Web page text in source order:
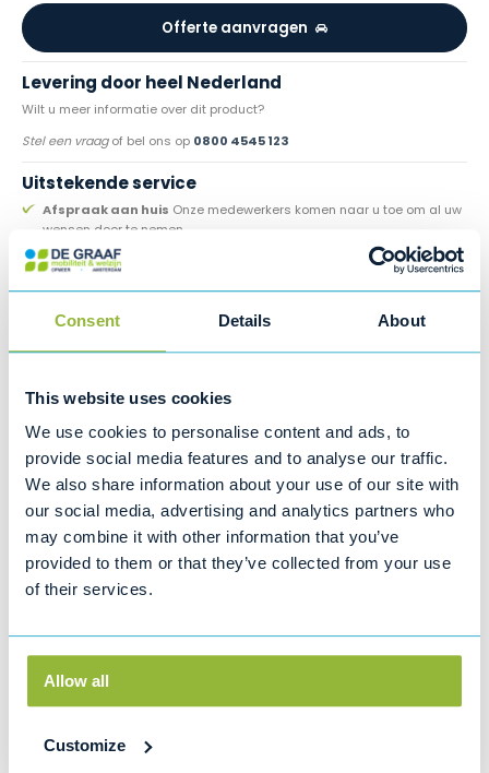
Consent Details About
This website uses cookies
We use cookies to personalise content and ads, to
provide social media features and to analyse our traffic.
We also share information about your use of our site with
our social media, advertising and analytics partners who
may combine it with other information that you’ve
provided to them or that they’ve collected from your use
of their services.
Allow all
Customize
Offerte aanvragen
Levering door heel Nederland
Wilt u meer informatie over dit product?
Stel een vraagof bel ons op 0800 4545 123
Uitstekende service
Afspraak aan huis Onze medewerkers komen naar u toe om al uw
wensen door te nemen.
Persoonlijk contact
De persoonlijke sfeer wordt gewaarborgd door
uw eigen adviseur.
ANWB pechhulpDirect hulp bij pech onderweg.
2 eigen winkels
Vestigingen in Amsterdam en Hoogwoud
Reparatie & onderhoudDe werkplaats beschikt over de
Specialist in onderhoud
Tijdens de onderhoudsbeurt aan uw brommobiel controleren wij onder
andere:
Accu
Bandenspanning
Brandstofverbruik
Oliepeil & vloeistoffen
Remmen
Ruitenwissers, ramen en ruitenwisservloeistof
Schokbrekers
Specificaties